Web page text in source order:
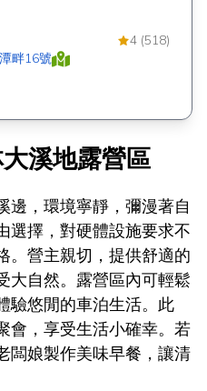
4 (518)
畔16號
溪地露營區
邊，環境寧靜，彌漫著自
選擇，對硬體設施要求不
。營主親切，提供舒適的
大自然。露營區內可輕鬆
驗悠閒的車泊生活。此
會，享受生活小確幸。若
闆娘製作美味早餐，讓清